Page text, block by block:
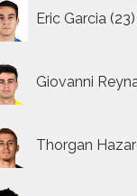
Eric Garcia 23
Giovanni
Thorgan